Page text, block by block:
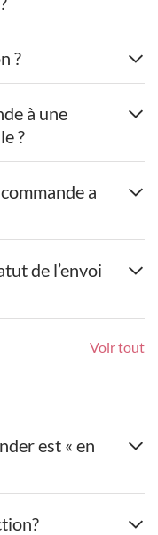
?
à une
?
a
de l’envoi
Voir tout
est « en